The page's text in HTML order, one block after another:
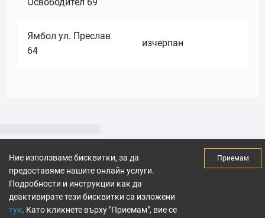
Ямбол ул. Преслав
64
изчерпан
Ние използваме бисквитки, за да
предоставяме нашите онлайн услуги.
Подробности и инструкции как да
деактивирате тези бисквитки са изложени
тук. Като кликнете върху "Приемам", вие се
Приемам